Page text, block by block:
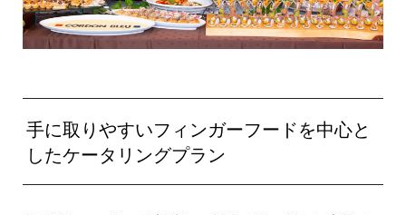
手に取りやすいフィンガーフードを中心と
したケータリングプラン